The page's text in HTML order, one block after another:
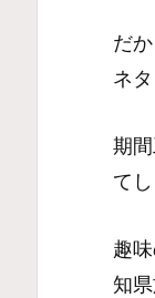
だ
ネ
期
て
趣
知